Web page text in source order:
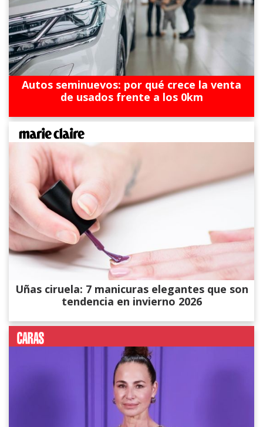
Autos seminuevos: por qué crece la venta
de usados frente a los 0km
Uñas ciruela: 7 manicuras elegantes que son
tendencia en invierno 2026